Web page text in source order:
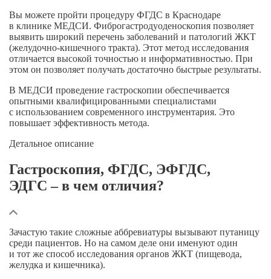
Вы можете пройти процедуру ФГДС в Краснодаре
в клинике МЕДСИ. Фиброгастродуоденоскопия позволяет
выявить широкий перечень заболеваний и патологий ЖКТ
(желудочно-кишечного тракта). Этот метод исследования
отличается высокой точностью и информативностью. При
этом он позволяет получать достаточно быстрые результаты.
В МЕДСИ проведение гастроскопии обеспечивается
опытными квалифицированными специалистами
с использованием современного инструментария. Это
повышает эффективность метода.
Детальное описание
Гастроскопия, ФГДС, ЭФГДС,
ЭДГС – в чем отличия?
Зачастую такие сложные аббревиатуры вызывают путаницу
среди пациентов. Но на самом деле они именуют один
и тот же способ исследования органов ЖКТ (пищевода,
желудка и кишечника).